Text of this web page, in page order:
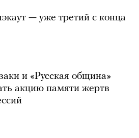
— уже третий с конца
и «Русская община»
акцию памяти жертв